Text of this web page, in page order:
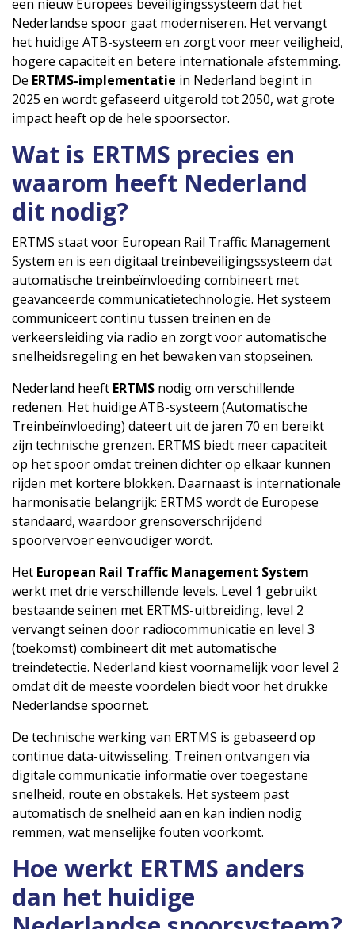
een nieuw Europees beveiligingssysteem dat het
Nederlandse spoor gaat moderniseren. Het vervangt
het huidige ATB-systeem en zorgt voor meer veiligheid,
hogere capaciteit en betere internationale afstemming.
De ERTMS-implementatie in Nederland begint in
2025 en wordt gefaseerd uitgerold tot 2050, wat grote
impact heeft op de hele spoorsector.
Wat is ERTMS precies en
waarom heeft Nederland
dit nodig?
ERTMS staat voor European Rail Traffic Management
System en is een digitaal treinbeveiligingssysteem dat
automatische treinbeïnvloeding combineert met
geavanceerde communicatietechnologie. Het systeem
communiceert continu tussen treinen en de
verkeersleiding via radio en zorgt voor automatische
snelheidsregeling en het bewaken van stopseinen.
Nederland heeft ERTMS nodig om verschillende
redenen. Het huidige ATB-systeem (Automatische
Treinbeïnvloeding) dateert uit de jaren 70 en bereikt
zijn technische grenzen. ERTMS biedt meer capaciteit
op het spoor omdat treinen dichter op elkaar kunnen
rijden met kortere blokken. Daarnaast is internationale
harmonisatie belangrijk: ERTMS wordt de Europese
standaard, waardoor grensoverschrijdend
spoorvervoer eenvoudiger wordt.
Het European Rail Traffic Management System
werkt met drie verschillende levels. Level 1 gebruikt
bestaande seinen met ERTMS-uitbreiding, level 2
vervangt seinen door radiocommunicatie en level 3
(toekomst) combineert dit met automatische
treindetectie. Nederland kiest voornamelijk voor level 2
omdat dit de meeste voordelen biedt voor het drukke
Nederlandse spoornet.
De technische werking van ERTMS is gebaseerd op
continue data-uitwisseling. Treinen ontvangen via
digitale communicatie informatie over toegestane
snelheid, route en obstakels. Het systeem past
automatisch de snelheid aan en kan indien nodig
remmen, wat menselijke fouten voorkomt.
Hoe werkt ERTMS anders
dan het huidige